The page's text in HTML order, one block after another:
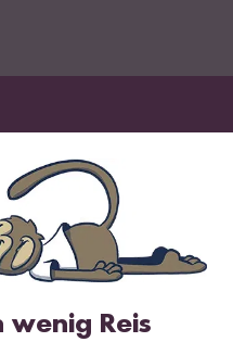
Gemüsebrühe ablöschen
Kichererbsen und
und ca. 25 min mit Deckel
wenig Reis